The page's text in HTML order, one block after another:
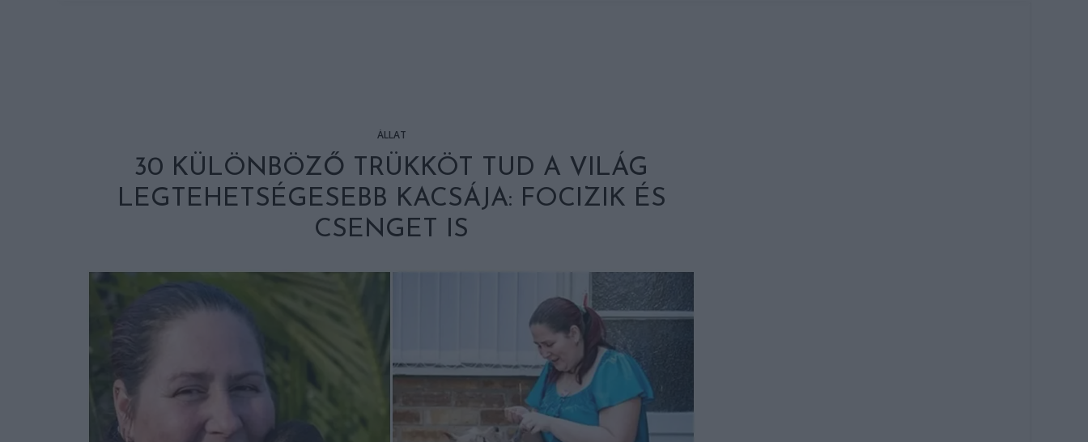
ÁLLAT
30 KÜLÖNBÖZŐ TRÜKKÖT TUD A VILÁG
LEGTEHETSÉGESEBB KACSÁJA: FOCIZIK ÉS
CSENGET IS